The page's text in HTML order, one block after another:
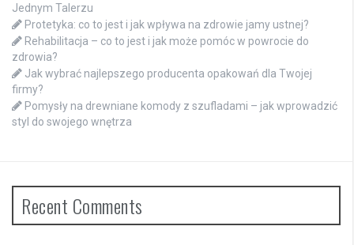
Jednym Talerzu
Protetyka: co to jest i jak wpływa na zdrowie jamy ustnej?
Rehabilitacja – co to jest i jak może pomóc w powrocie do
zdrowia?
Jak wybrać najlepszego producenta opakowań dla Twojej
firmy?
Pomysły na drewniane komody z szufladami – jak wprowadzić
styl do swojego wnętrza
Recent Comments